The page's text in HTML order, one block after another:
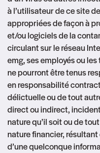
à l’utilisateur de ce site
appropriées de façon à
et/ou logiciels de la
circulant sur le réseau
emg, ses employés ou
ne pourront être tenus
en responsabilité
délictuelle ou de tout
direct ou indirect,
nature qu’il soit ou de
nature financier,
d’une quelconque